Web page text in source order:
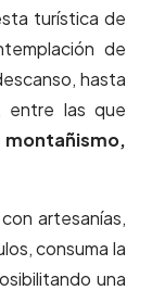
turística de
de
hasta
, entre las que
artesanías,
consuma la
una